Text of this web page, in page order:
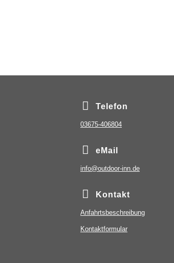
Telefon
03675-406804
eMail
info@outdoor-inn.de
Kontakt
Anfahrtsbeschreibung
Kontaktformular